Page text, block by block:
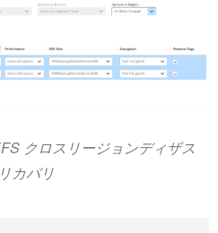
クロスリージョンディザス
カバリ